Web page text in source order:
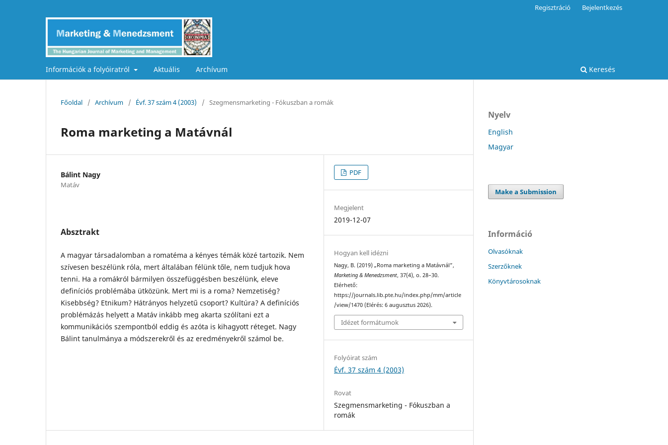
Információk a folyóiratról Aktuális Archívum Keresés
Regisztráció Bejelentkezés
Főoldal / Archívum / Évf. 37 szám 4 (2003) / Szegmensmarketing - Fókuszban a romák
Roma marketing a Matávnál
Bálint Nagy
Matáv
Absztrakt
A magyar társadalomban a romatéma a kényes témák közé tartozik. Nem
szívesen beszélünk róla, mert általában félünk tőle, nem tudjuk hova
tenni. Ha a romákról bármilyen összefüggésben beszélünk, eleve
definíciós problémába ütközünk. Mert mi is a roma? Nemzetiség?
Kisebbség? Etnikum? Hátrányos helyzetű csoport? Kultúra? A definíciós
problémázás helyett a Matáv inkább meg akarta szólítani ezt a
kommunikációs szempontból eddig és azóta is kihagyott réteget. Nagy
Bálint tanulmánya a módszerekről és az eredményekről számol be.
PDF
Megjelent
2019-12-07
Hogyan kell idézni
Nagy, B. (2019) „Roma marketing a Matávnál”,
Marketing & Menedzsment, 37(4), o. 28–30.
Elérhető:
https://journals.lib.pte.hu/index.php/mm/article
/view/1470 (Elérés: 6 augusztus 2026).
Idézet formátumok
Folyóirat szám
Évf. 37 szám 4 (2003)
Rovat
Szegmensmarketing - Fókuszban a
romák
Nyelv
English
Magyar
Make a Submission
Információ
Olvasóknak
Szerzőknek
Könyvtárosoknak